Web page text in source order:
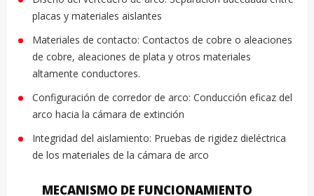
placas y materiales aislantes
Materiales de contacto: Contactos de cobre o aleaciones
de cobre, aleaciones de plata y otros materiales
altamente conductores.
Configuración de corredor de arco: Conducción eficaz del
arco hacia la cámara de extinción
Integridad del aislamiento: Pruebas de rigidez dieléctrica
de los materiales de la cámara de arco
MECANISMO DE FUNCIONAMIENTO